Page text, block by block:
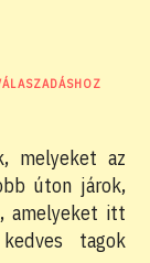
melyeket az
úton járok,
amelyeket itt
tagok